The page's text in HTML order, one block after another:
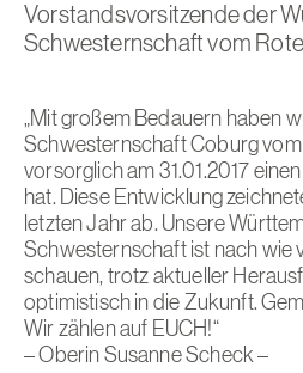
Vorstandsvorsitzende der
Schwesternschaft vom
„Mit großem Bedauern haben
Schwesternschaft Coburg vom
vorsorglich am 31.01.2017
hat. Diese Entwicklung
letzten Jahr ab. Unsere
Schwesternschaft ist nach wie
schauen, trotz aktueller
optimistisch in die Zukunft.
Wir zählen auf EUCH!“
– Oberin Susanne Scheck –